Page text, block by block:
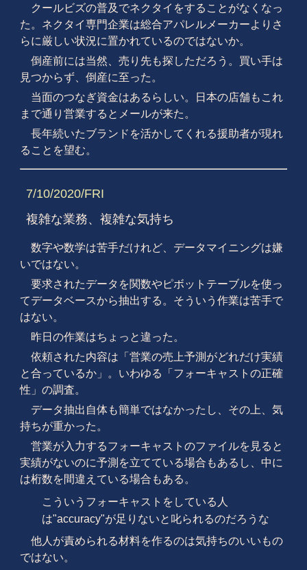
クールビズの普及でネクタイをすることがなくなっ
た。ネクタイ専門企業は総合アパレルメーカーよりさ
らに厳しい状況に置かれているのではないか。
倒産前には当然、売り先も探しただろう。買い手は
見つからず、倒産に至った。
当面のつなぎ資金はあるらしい。日本の店舗もこれ
まで通り営業するとメールが来た。
長年続いたブランドを活かしてくれる援助者が現れ
ることを望む。
7/10/2020/FRI
複雑な業務、複雑な気持ち
数字や数学は苦手だけれど、データマイニングは嫌
いではない。
要求されたデータを関数やピボットテーブルを使っ
てデータベースから抽出する。そういう作業は苦手で
はない。
昨日の作業はちょっと違った。
依頼された内容は「営業の売上予測がどれだけ実績
と合っているか」。いわゆる「フォーキャストの正確
性」の調査。
データ抽出自体も簡単ではなかったし、その上、気
持ちが重かった。
営業が入力するフォーキャストのファイルを見ると
実績がないのに予測を立てている場合もあるし、中に
は桁数を間違えている場合もある。
こういうフォーキャストをしている人
は"accuracy"が足りないと叱られるのだろうな
他人が責められる材料を作るのは気持ちのいいもの
ではない。